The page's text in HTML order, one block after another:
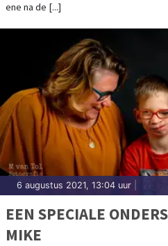
ene na de [...]
6 augustus 2021, 13:04 uur
EEN SPECIALE
MIKE